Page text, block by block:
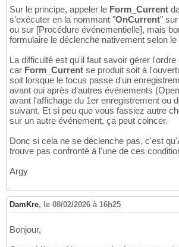
Sur le principe, appeler le Form_Current
s'exécuter en la nommant "OnCurrent"
ou sur [Procédure événementielle], mais
formulaire le déclenche nativement selon
La difficulté est qu'il faut savoir gérer
car Form_Current se produit soit à
soit lorsque le focus passe d'un
avant oui après d'autres événements
avant l'affichage du 1er enregistrement ou
suivant. Et si peu que vous fassiez autre
sur un autre événement, ça peut coincer.
Donc si cela ne se déclenche pas, c'est
trouve pas confronté à l'une de ces
Argy
DamKre, le 08/02/2026 à 16h25
Bonjour,